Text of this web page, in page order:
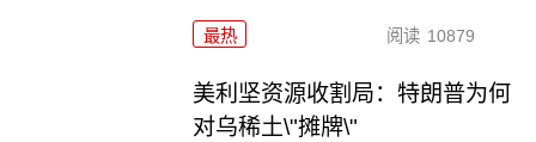
最热 阅读 10879
美利坚资源收割局：特朗普为何
对乌稀土\"摊牌\"